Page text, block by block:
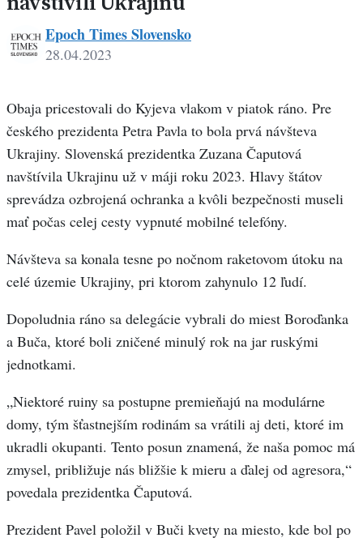
Epoch Times Slovensko
28.04.2023
Obaja pricestovali do Kyjeva vlakom v piatok ráno. Pre
českého prezidenta Petra Pavla to bola prvá návšteva
Ukrajiny. Slovenská prezidentka Zuzana Čaputová
navštívila Ukrajinu už v máji roku 2023. Hlavy štátov
sprevádza ozbrojená ochranka a kvôli bezpečnosti museli
mať počas celej cesty vypnuté mobilné telefóny.
Návšteva sa konala tesne po nočnom raketovom útoku na
celé územie Ukrajiny, pri ktorom zahynulo 12 ľudí.
Dopoludnia ráno sa delegácie vybrali do miest Boroďanka
a Buča, ktoré boli zničené minulý rok na jar ruskými
jednotkami.
„Niektoré ruiny sa postupne premieňajú na modulárne
domy, tým šťastnejším rodinám sa vrátili aj deti, ktoré im
ukradli okupanti. Tento posun znamená, že naša pomoc má
zmysel, približuje nás bližšie k mieru a ďalej od agresora,“
povedala prezidentka Čaputová.
Prezident Pavel položil v Buči kvety na miesto, kde bol po